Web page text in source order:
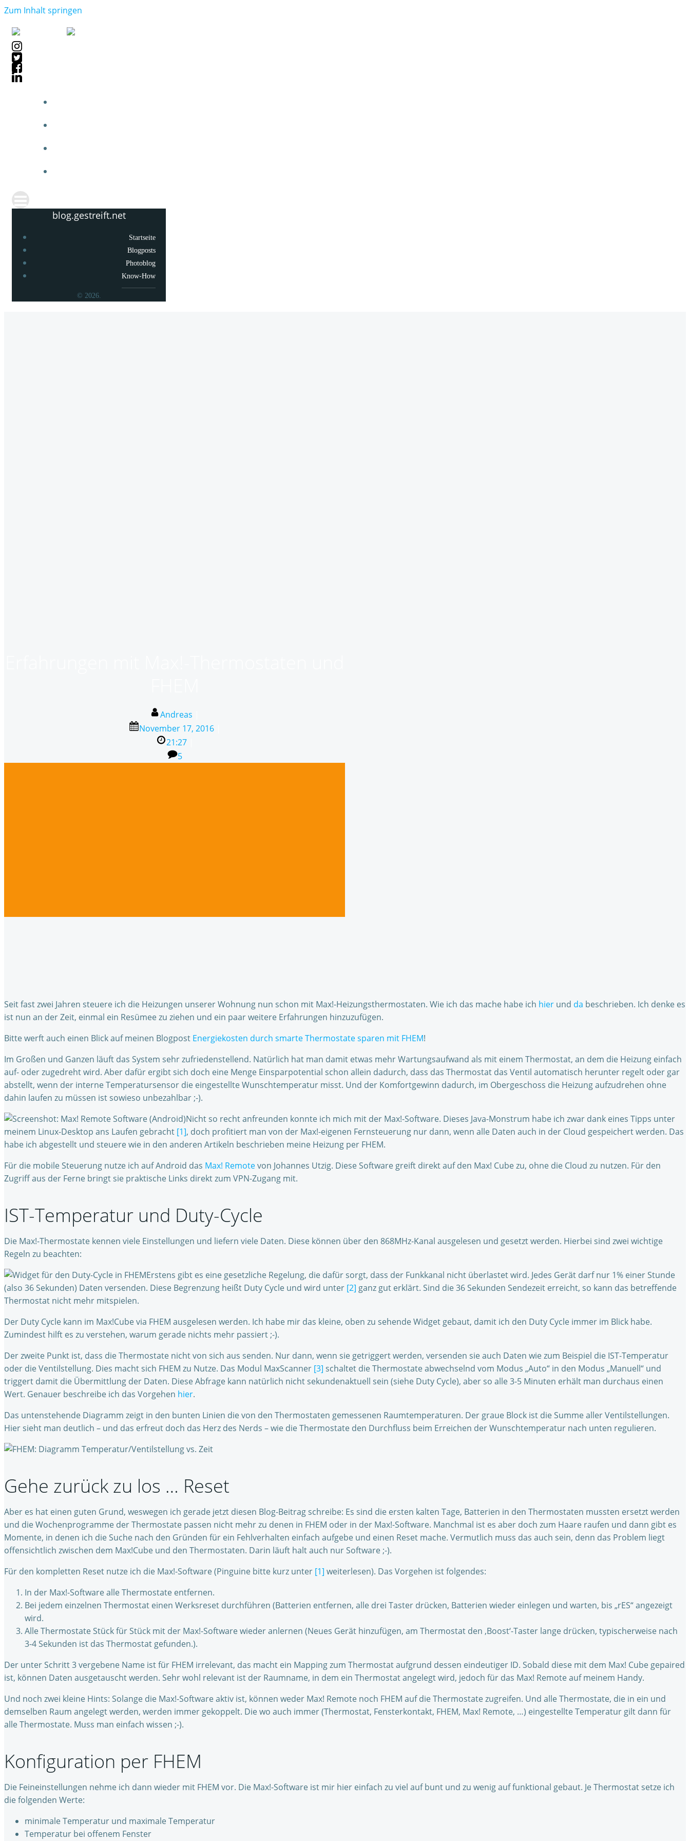
Zum Inhalt springen
blog.gestreift.net
Startseite
Blogposts
Photoblog
Know-How
© 2026.
Andreas
November 17, 2016
21:27
5
Seit fast zwei Jahren steuere ich die Heizungen unserer Wohnung nun schon mit Max!-Heizungsthermostaten. Wie ich das mache habe ich hier und da beschrieben. Ich denke es
ist nun an der Zeit, einmal ein Resümee zu ziehen und ein paar weitere Erfahrungen hinzuzufügen.
Bitte werft auch einen Blick auf meinen Blogpost Energiekosten durch smarte Thermostate sparen mit FHEM!
Im Großen und Ganzen läuft das System sehr zufriedenstellend. Natürlich hat man damit etwas mehr Wartungsaufwand als mit einem Thermostat, an dem die Heizung einfach
auf- oder zugedreht wird. Aber dafür ergibt sich doch eine Menge Einsparpotential schon allein dadurch, dass das Thermostat das Ventil automatisch herunter regelt oder gar
abstellt, wenn der interne Temperatursensor die eingestellte Wunschtemperatur misst. Und der Komfortgewinn dadurch, im Obergeschoss die Heizung aufzudrehen ohne
dahin laufen zu müssen ist sowieso unbezahlbar ;-).
Nicht so recht anfreunden konnte ich mich mit der Max!-Software. Dieses Java-Monstrum habe ich zwar dank eines Tipps unter
meinem Linux-Desktop ans Laufen gebracht [1], doch profitiert man von der Max!-eigenen Fernsteuerung nur dann, wenn alle Daten auch in der Cloud gespeichert werden. Das
habe ich abgestellt und steuere wie in den anderen Artikeln beschrieben meine Heizung per FHEM.
Für die mobile Steuerung nutze ich auf Android das Max! Remotevon Johannes Utzig. Diese Software greift direkt auf den Max! Cube zu, ohne die Cloud zu nutzen. Für den
Zugriff aus der Ferne bringt sie praktische Links direkt zum VPN-Zugang mit.
IST-Temperatur und Duty-Cycle
Die Max!-Thermostate kennen viele Einstellungen und liefern viele Daten. Diese können über den 868MHz-Kanal ausgelesen und gesetzt werden. Hierbei sind zwei wichtige
Regeln zu beachten:
Erstens gibt es eine gesetzliche Regelung, die dafür sorgt, dass der Funkkanal nicht überlastet wird. Jedes Gerät darf nur 1% einer Stunde
(also 36 Sekunden) Daten versenden. Diese Begrenzung heißt Duty Cycle und wird unter [2] ganz gut erklärt. Sind die 36 Sekunden Sendezeit erreicht, so kann das betreffende
Thermostat nicht mehr mitspielen.
Der Duty Cycle kann im Max!Cube via FHEM ausgelesen werden. Ich habe mir das kleine, oben zu sehende Widget gebaut, damit ich den Duty Cycle immer im Blick habe.
Zumindest hilft es zu verstehen, warum gerade nichts mehr passiert ;-).
Der zweite Punkt ist, dass die Thermostate nicht von sich aus senden. Nur dann, wenn sie getriggert werden, versenden sie auch Daten wie zum Beispiel die IST-Temperatur
oder die Ventilstellung. Dies macht sich FHEM zu Nutze. Das Modul MaxScanner [3] schaltet die Thermostate abwechselnd vom Modus „Auto“ in den Modus „Manuell“ und
triggert damit die Übermittlung der Daten. Diese Abfrage kann natürlich nicht sekundenaktuell sein (siehe Duty Cycle), aber so alle 3-5 Minuten erhält man durchaus einen
Wert. Genauer beschreibe ich das Vorgehen hier.
Das untenstehende Diagramm zeigt in den bunten Linien die von den Thermostaten gemessenen Raumtemperaturen. Der graue Block ist die Summe aller Ventilstellungen.
Hier sieht man deutlich – und das erfreut doch das Herz des Nerds – wie die Thermostate den Durchfluss beim Erreichen der Wunschtemperatur nach unten regulieren.
Gehe zurück zu los … Reset
Aber es hat einen guten Grund, weswegen ich gerade jetzt diesen Blog-Beitrag schreibe: Es sind die ersten kalten Tage, Batterien in den Thermostaten mussten ersetzt werden
und die Wochenprogramme der Thermostate passen nicht mehr zu denen in FHEM oder in der Max!-Software. Manchmal ist es aber doch zum Haare raufen und dann gibt es
Momente, in denen ich die Suche nach den Gründen für ein Fehlverhalten einfach aufgebe und einen Reset mache. Vermutlich muss das auch sein, denn das Problem liegt
offensichtlich zwischen dem Max!Cube und den Thermostaten. Darin läuft halt auch nur Software ;-).
Für den kompletten Reset nutze ich die Max!-Software (Pinguine bitte kurz unter [1] weiterlesen). Das Vorgehen ist folgendes:
In der Max!-Software alle Thermostate entfernen.
Bei jedem einzelnen Thermostat einen Werksreset durchführen (Batterien entfernen, alle drei Taster drücken, Batterien wieder einlegen und warten, bis „rES“ angezeigt
wird.
Alle Thermostate Stück für Stück mit der Max!-Software wieder anlernen (Neues Gerät hinzufügen, am Thermostat den ‚Boost‘-Taster lange drücken, typischerweise nach
3-4 Sekunden ist das Thermostat gefunden.).
Der unter Schritt 3 vergebene Name ist für FHEM irrelevant, das macht ein Mapping zum Thermostat aufgrund dessen eindeutiger ID. Sobald diese mit dem Max! Cube gepaired
ist, können Daten ausgetauscht werden. Sehr wohl relevant ist der Raumname, in dem ein Thermostat angelegt wird, jedoch für das Max! Remote auf meinem Handy.
Und noch zwei kleine Hints: Solange die Max!-Software aktiv ist, können weder Max! Remote noch FHEM auf die Thermostate zugreifen. Und alle Thermostate, die in ein und
demselben Raum angelegt werden, werden immer gekoppelt. Die wo auch immer (Thermostat, Fensterkontakt, FHEM, Max! Remote, …) eingestellte Temperatur gilt dann für
alle Thermostate. Muss man einfach wissen ;-).
Konfiguration per FHEM
Die Feineinstellungen nehme ich dann wieder mit FHEM vor. Die Max!-Software ist mir hier einfach zu viel auf bunt und zu wenig auf funktional gebaut. Je Thermostat setze ich
die folgenden Werte:
minimale Temperatur und maximale Temperatur
Temperatur bei offenem Fenster